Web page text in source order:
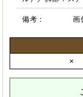
備考： 画
×